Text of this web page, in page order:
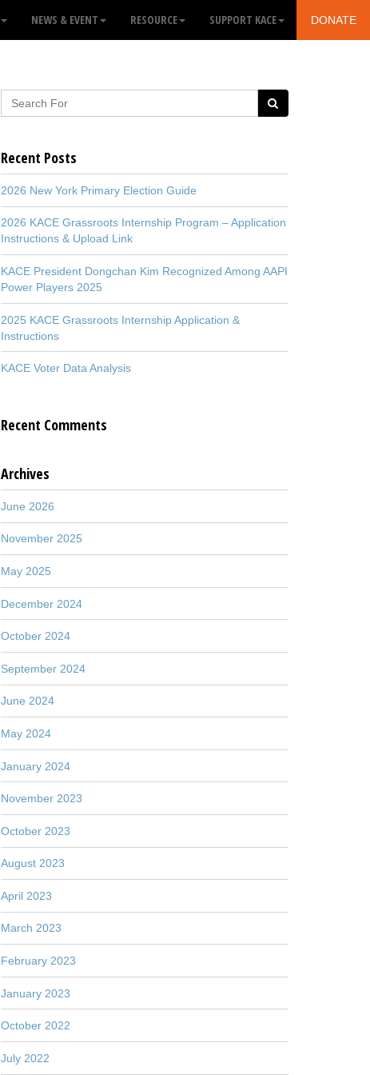
NEWS & EVENT RESOURCE SUPPORT KACE DONATE
Recent Posts
2026 New York Primary Election Guide
2026 KACE Grassroots Internship Program – Application
Instructions & Upload Link
KACE President Dongchan Kim Recognized Among AAPI
Power Players 2025
2025 KACE Grassroots Internship Application &
Instructions
KACE Voter Data Analysis
Recent Comments
Archives
June 2026
November 2025
May 2025
December 2024
October 2024
September 2024
June 2024
May 2024
January 2024
November 2023
October 2023
August 2023
April 2023
March 2023
February 2023
January 2023
October 2022
July 2022